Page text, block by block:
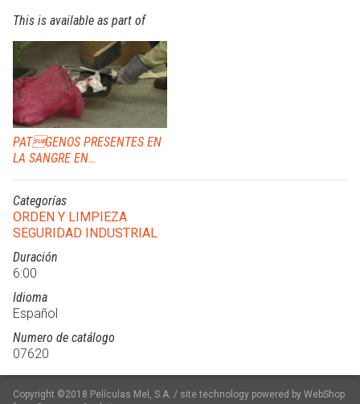
This is available as part of
PATGENOS PRESENTES EN
LA SANGRE EN
Categorías
ORDEN Y LIMPIEZA
SEGURIDAD INDUSTRIAL
Duración
6:00
Idioma
Español
Numero de catálogo
07620
Copyright ©2018 Películas Mel, S.A. / site technology powered by WebShop